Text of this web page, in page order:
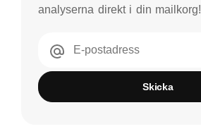
analyserna direkt i din mailkorg!
E-postadress
Skicka